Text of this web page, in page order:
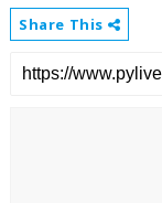
Share This